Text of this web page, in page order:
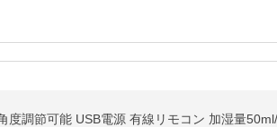
調節可能 USB電源 有線リモコン 加湿量